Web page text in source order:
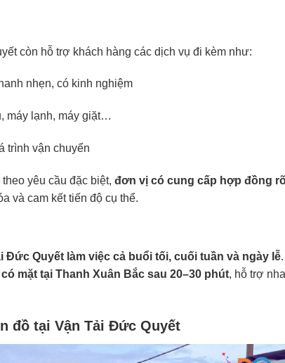
còn hỗ trợ khách hàng các dịch vụ đi kèm như:
nhẹn, có kinh nghiệm
máy lạnh, máy giặt…
trình vận chuyển
yêu cầu đặc biệt, đơn vị có cung cấp hợp đồng
và cam kết tiến độ cụ thể.
Đức Quyết làm việc cả buổi tối, cuối tuần và ngày lễ
có mặt tại Thanh Xuân Bắc sau 20–30 phút, hỗ trợ
đồ tại Vận Tải Đức Quyết